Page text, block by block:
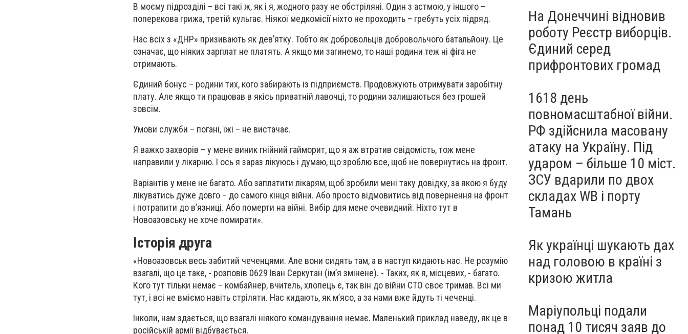
В моєму підрозділі – всі такі ж, як і я, жодного разу не обстріляні. Один з астмою, у іншого –
поперекова грижа, третій кульгає. Ніякої медкомісії ніхто не проходить – гребуть усіх підряд.
Нас всіх з «ДНР» призивають як дев’ятку. Тобто як добровольців добровольчого батальйону. Це
означає, що ніяких зарплат не платять. А якщо ми загинемо, то наші родини теж ні фіга не
отримають.
Єдиний бонус – родини тих, кого забирають із підприємств. Продовжують отримувати заробітну
плату. Але якщо ти працював в якісь приватній лавочці, то родини залишаються без грошей
зовсім.
Умови служби – погані, їжі – не вистачає.
Я важко захворів – у мене виник гнійний гайморит, що я аж втратив свідомість, тож мене
направили у лікарню. І ось я зараз лікуюсь і думаю, що зроблю все, щоб не повернутись на фронт.
Варіантів у мене не багато. Або заплатити лікарям, щоб зробили мені таку довідку, за якою я буду
лікуватись дуже довго – до самого кінця війни. Або просто відмовитись від повернення на фронт
і потрапити до в’язниці. Або померти на війні. Вибір для мене очевидний. Ніхто тут в
Новоазовську не хоче помирати».
Історія друга
«Новоазовськ весь забитий чеченцями. Але вони сидять там, а в наступ кидають нас. Не розумію
взагалі, що це таке, - розповів 0629 Іван Серкутан (ім’я змінене). - Таких, як я, місцевих, - багато.
Кого тут тільки немає – комбайнер, вчитель, хлопець є, так він до війни СТО своє тримав. Всі ми
тут, і всі не вміємо навіть стріляти. Нас кидають, як м’ясо, а за нами вже йдуть ті чеченці.
Інколи, нам здається, що взагалі ніякого командування немає. Маленький приклад наведу, як це в
російській армії відбувається.
новому українському
фільмі, - ФОТО
На Донеччині відновив
роботу Реєстр виборців.
Єдиний серед
прифронтових громад
1618 день
повномасштабної війни.
РФ здійснила масовану
атаку на Україну. Під
ударом – більше 10 міст.
ЗСУ вдарили по двох
складах WB і порту
Тамань
Як українці шукають дах
над головою в країні з
кризою житла
Маріупольці подали
понад 10 тисяч заяв до